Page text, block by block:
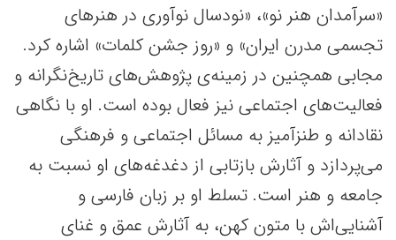
«سرآمدان هنر نو»، «نودسال نوآوری در هنرهای
تجسمی مدرن ایران» و «روز جشن کلمات» اشاره کرد.
مجابی همچنین در زمینه‌ی پژوهش‌های تاریخ‌نگرانه و
فعالیت‌های اجتماعی نیز فعال بوده است. او با نگاهی
نقادانه و طنزآمیز به مسائل اجتماعی و فرهنگی
می‌پردازد و آثارش بازتابی از دغدغه‌های او نسبت به
جامعه و هنر است. تسلط او بر زبان فارسی و
آشنایی‌اش با متون کهن، به آثارش عمق و غنای